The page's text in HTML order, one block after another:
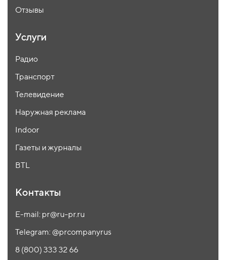
Отзывы
Услуги
Радио
Транспорт
Телевидение
Наружная реклама
Indoor
Газеты и журналы
BTL
Контакты
E-mail: pr@ru-pr.ru
Telegram: @prcompanyrus
8 (800) 333 32 66